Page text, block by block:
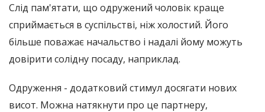
Слід пам'ятати, що одружений чоловік краще
сприймається в суспільстві, ніж холостий. Його
більше поважає начальство і надалі йому можуть
довірити солідну посаду, наприклад.
Одруження - додатковий стимул досягати нових
висот. Можна натякнути про це партнеру,